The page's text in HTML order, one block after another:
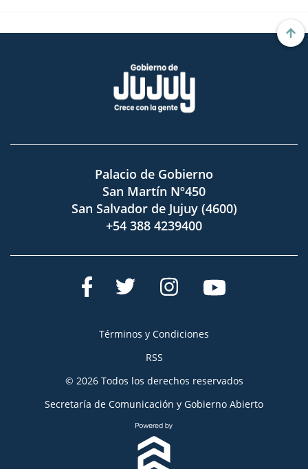
Palacio de Gobierno
San Martín Nº450
San Salvador de Jujuy (4600)
+54 388 4239400
Términos y Condiciones
RSS
© 2026 Todos los derechos reservados
Secretaría de Comunicación y Gobierno Abierto